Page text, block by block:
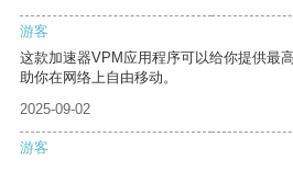
游客
这款加速器VPM应用程序可以给你提供最
助你在网络上自由移动。
2025-09-02
游客